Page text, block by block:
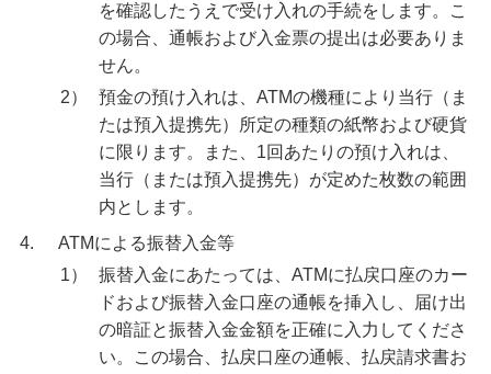
預金・NISA・資産運用
相続・保険
学ぶ・考える
お客さまサポート
みずほ銀行について
を確認したうえで受け入れの手続をします。こ
の場合、通帳および入金票の提出は必要ありま
せん。
2）
預金の預け入れは、ATMの機種により当行（ま
たは預入提携先）所定の種類の紙幣および硬貨
に限ります。また、1回あたりの預け入れは、
当行（または預入提携先）が定めた枚数の範囲
内とします。
4.
ATMによる振替入金等
1）
振替入金にあたっては、ATMに払戻口座のカー
ドおよび振替入金口座の通帳を挿入し、届け出
の暗証と振替入金金額を正確に入力してくださ
い。この場合、払戻口座の通帳、払戻請求書お